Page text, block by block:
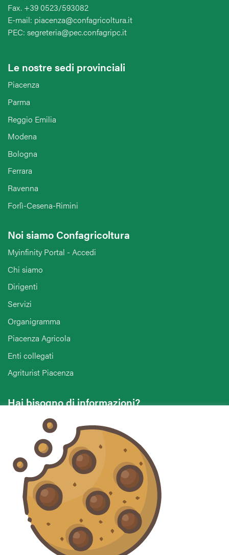
Fax. +39 0523/593082
E-mail: piacenza@confagricoltura.it
PEC: segreteria@pec.confagripc.it
Le nostre sedi provinciali
Piacenza
Parma
Reggio Emilia
Modena
Bologna
Ferrara
Ravenna
Forlì-Cesena-Rimini
Noi siamo Confagricoltura
Myinfinity Portal - Accedi
Chi siamo
Dirigenti
Servizi
Organigramma
Piacenza Agricola
Enti collegati
Agriturist Piacenza
Hai bisogno di informazioni?
Vuoi contattarci per ricevere assistenza, lasciare un
commento o chiedere informazioni?
CONTATTACI
Seguici sui social